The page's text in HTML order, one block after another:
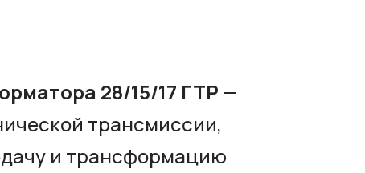
28/15/17 ГТР —
трансмиссии,
и трансформацию